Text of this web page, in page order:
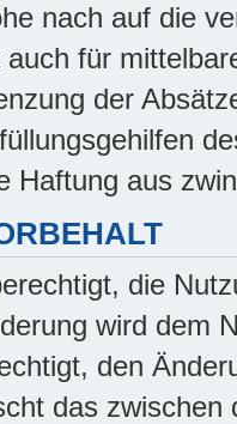
nach auf die
für
der
Haftung aus
die
wird dem
den
das